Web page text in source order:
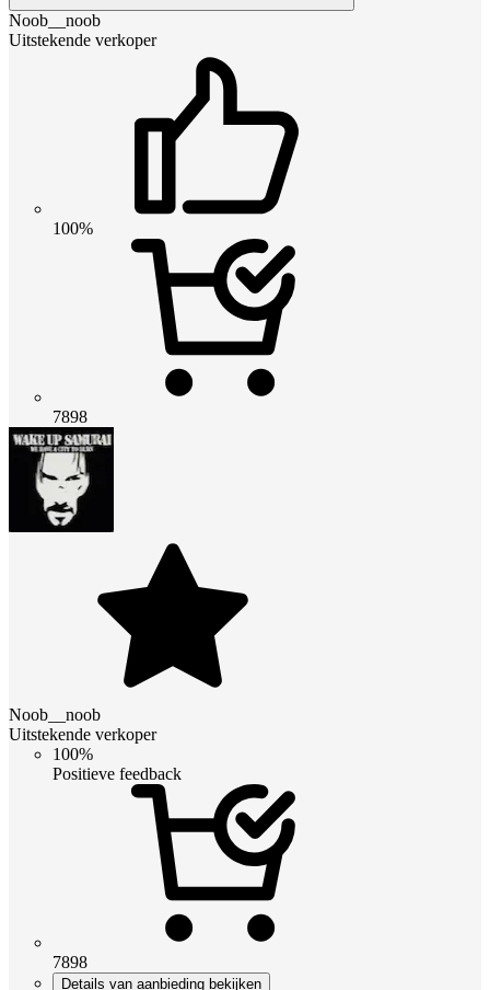
Noob__noob
Uitstekende verkoper
100%
7898
Noob__noob
Uitstekende verkoper
100%
Positieve feedback
7898
Details van aanbieding bekijken